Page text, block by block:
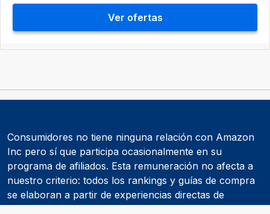
Ver ofertas
Consumidores no tiene ninguna relación con Amazon
Inc pero sí que participa ocasionalmente en su
programa de afiliados. Esta remuneración no afecta a
nuestro criterio: todos los rankings y guías de compra
se elaboran a partir de experiencias directas de